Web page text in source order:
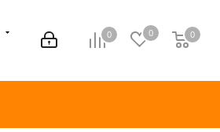
0 0 0
0